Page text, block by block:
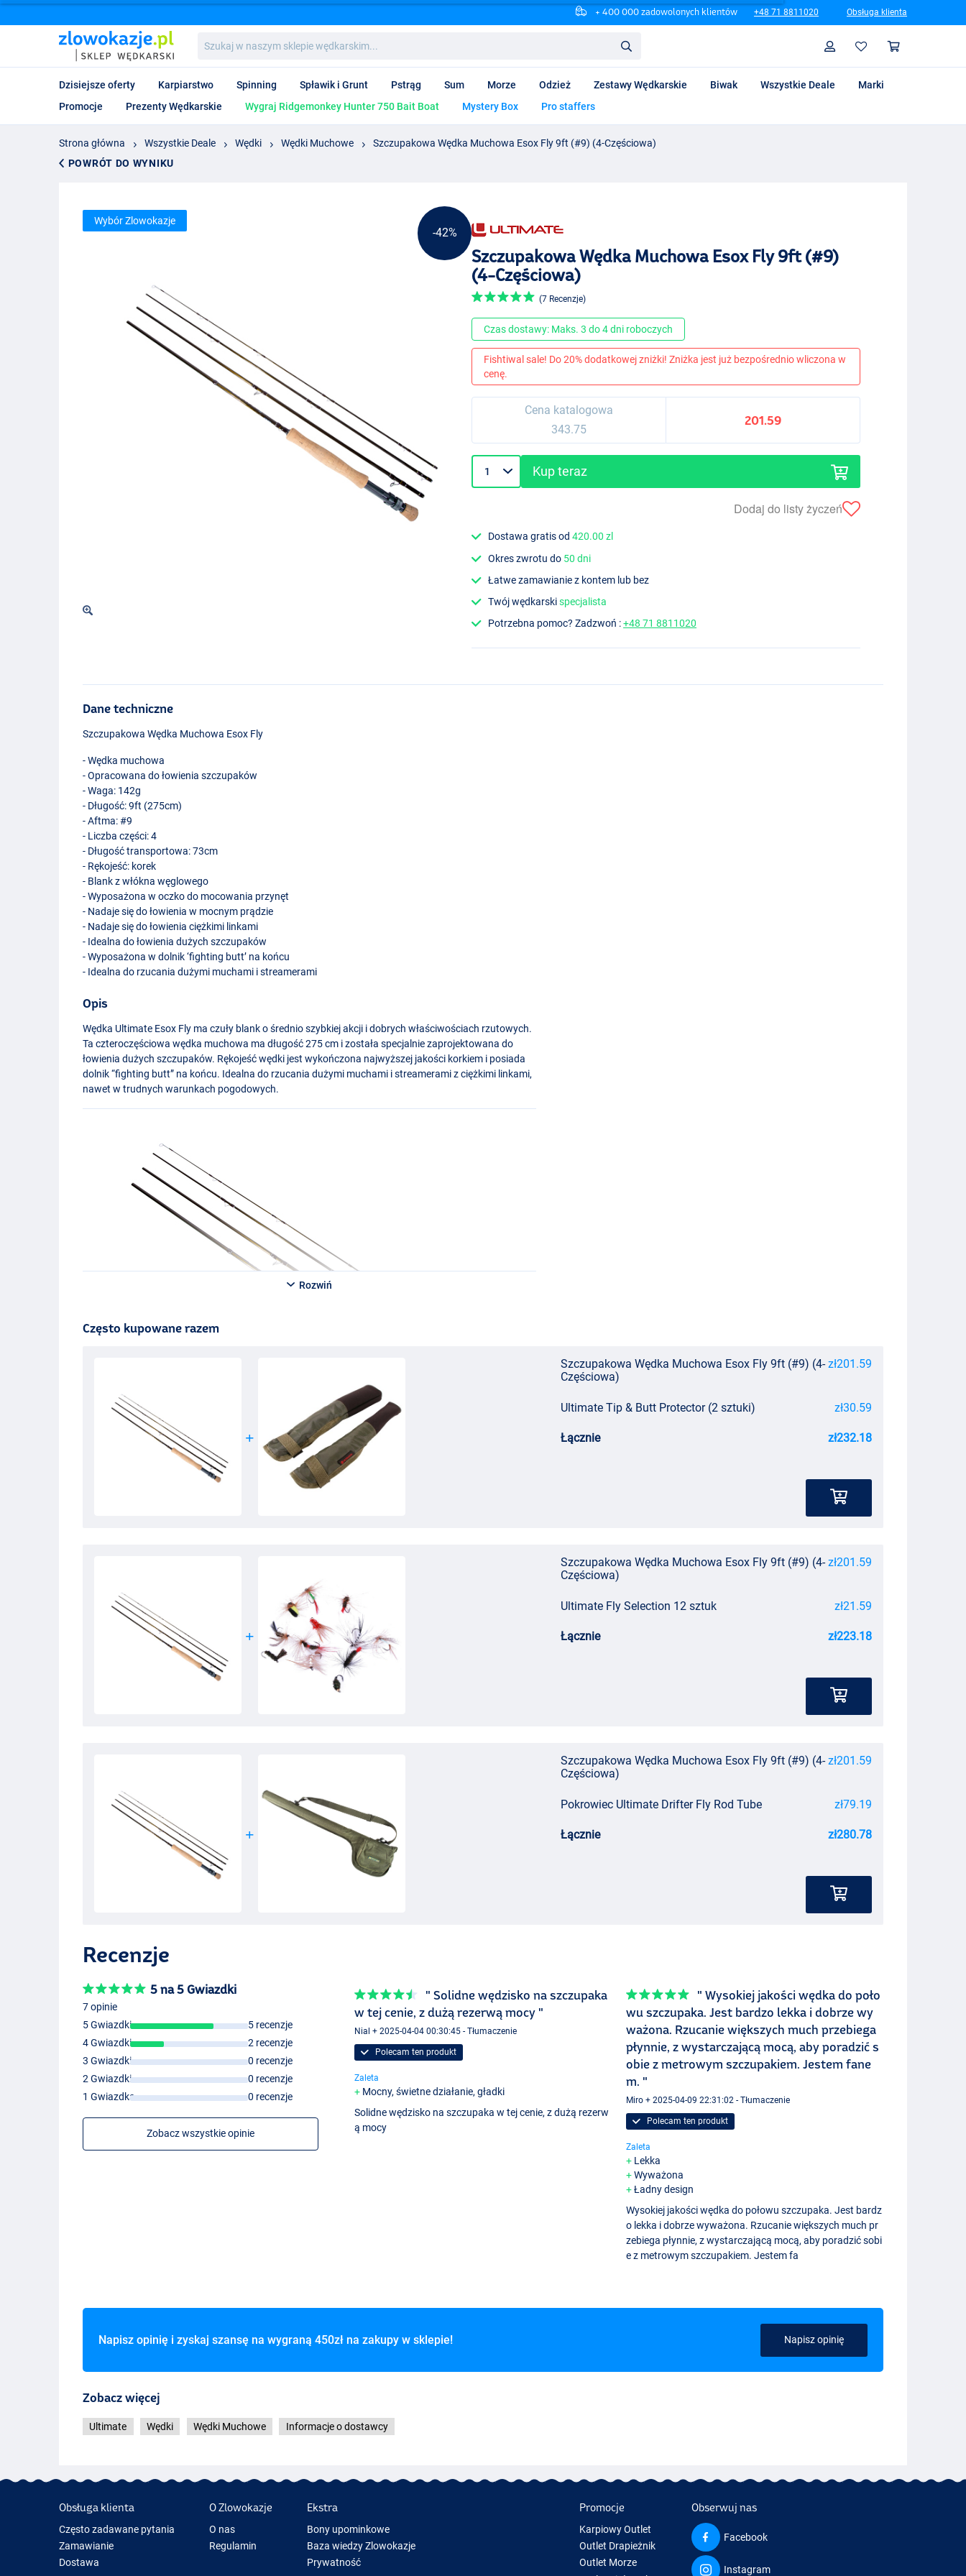
+ 400 000 zadowolonych klientów +48 71 8811020 Obsługa klienta
w
naszym
wędkarskim...
Profil
Dzisiejsze oferty Karpiarstwo Spinning Spławik i Grunt Pstrąg Sum Morze Odzież Zestawy Wędkarskie Biwak Wszystkie Deale
Marki
Promocje
Prezenty Wędkarskie Wygraj Ridgemonkey Hunter 750 Bait Boat Mystery Box Pro staffers
Strona główna Wszystkie Deale Wędki Wędki Muchowe
Szczupakowa Wędka Muchowa Esox Fly 9ft (#9) (4-Częściowa)
POWRÓT DO WYNIKU
-42%
Wybór Zlowokazje
Szczupakowa Wędka Muchowa Esox Fly 9ft (#9)
(4-Częściowa)
(7 Recenzje)
Czas dostawy: Maks. 3 do 4 dni roboczych
Fishtiwal sale! Do 20% dodatkowej zniżki! Zniżka jest już bezpośrednio wliczona w
cenę.
Cena katalogowa
343.75
201.59
Kup teraz
Dodaj do listy życzeń
Dostawa gratis od420.00 zl
Okres zwrotu do 50 dni
Łatwe zamawianie z kontem lub bez
Twój wędkarskispecjalista
Potrzebna pomoc? Zadzwoń :+48 71 8811020
Dane techniczne
Szczupakowa Wędka Muchowa Esox Fly
- Wędka muchowa
- Opracowana do łowienia szczupaków
- Waga: 142g
- Długość: 9ft (275cm)
- Aftma: #9
- Liczba części: 4
- Długość transportowa: 73cm
- Rękojeść: korek
- Blank z włókna węglowego
- Wyposażona w oczko do mocowania przynęt
- Nadaje się do łowienia w mocnym prądzie
- Nadaje się do łowienia ciężkimi linkami
- Idealna do łowienia dużych szczupaków
- Wyposażona w dolnik ‘fighting butt’ na końcu
- Idealna do rzucania dużymi muchami i streamerami
Opis
Wędka Ultimate Esox Fly ma czuły blank o średnio szybkiej akcji i dobrych właściwościach rzutowych.
Ta czteroczęściowa wędka muchowa ma długość 275 cm i została specjalnie zaprojektowana do
łowienia dużych szczupaków. Rękojeść wędki jest wykończona najwyższej jakości korkiem i posiada
dolnik “fighting butt” na końcu. Idealna do rzucania dużymi muchami i streamerami z ciężkimi linkami,
nawet w trudnych warunkach pogodowych.
Rozwiń
Często kupowane razem
Szczupakowa Wędka Muchowa Esox Fly 9ft (#9) (4-
Częściowa)
zł201.59
Ultimate Tip & Butt Protector (2 sztuki) zł30.59
Łącznie zł232.18
Szczupakowa Wędka Muchowa Esox Fly 9ft (#9) (4-
Częściowa)
zł201.59
Ultimate Fly Selection 12 sztuk zł21.59
Łącznie zł223.18
Szczupakowa Wędka Muchowa Esox Fly 9ft (#9) (4-
Częściowa)
zł201.59
Pokrowiec Ultimate Drifter Fly Rod Tube zł79.19
Łącznie zł280.78
Recenzje
5 na 5 Gwiazdki
7 opinie
5 Gwiazdki
5 recenzje
4 Gwiazdki
2 recenzje
3 Gwiazdki
0 recenzje
2 Gwiazdki
0 recenzje
1 Gwiazdka
0 recenzje
Zobacz wszystkie opinie
" Solidne wędzisko na szczupaka
w tej cenie, z dużą rezerwą mocy "
Nial + 2025-04-04 00:30:45 - Tłumaczenie
Polecam ten produkt
Zaleta
Mocny, świetne działanie, gładki
Solidne wędzisko na szczupaka w tej cenie, z dużą rezerw
ą mocy
" Wysokiej jakości wędka do poło
wu szczupaka. Jest bardzo lekka i dobrze wy
ważona. Rzucanie większych much przebiega
płynnie, z wystarczającą mocą, aby poradzić s
obie z metrowym szczupakiem. Jestem fane
m. "
Miro + 2025-04-09 22:31:02 - Tłumaczenie
Polecam ten produkt
Zaleta
Lekka
Wyważona
Ładny design
Wysokiej jakości wędka do połowu szczupaka. Jest bardz
o lekka i dobrze wyważona. Rzucanie większych much pr
zebiega płynnie, z wystarczającą mocą, aby poradzić sobi
e z metrowym szczupakiem. Jestem fa
Napisz opinię i zyskaj szansę na wygraną 450zł na zakupy w sklepie! Napisz opinię
Zobacz więcej
Ultimate Wędki Wędki Muchowe Informacje o dostawcy
Obsługa klienta
Często zadawane pytania
Zamawianie
Dostawa
O Zlowokazje
O nas
Regulamin
Ekstra
Bony upominkowe
Baza wiedzy Zlowokazje
Prywatność
Promocje
Karpiowy Outlet
Outlet Drapieżnik
Outlet Morze
Obserwuj nas
Facebook
Instagram